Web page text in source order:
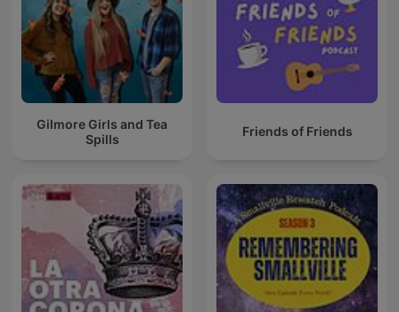
Gilmore Girls and Tea
Spills
Friends of Friends